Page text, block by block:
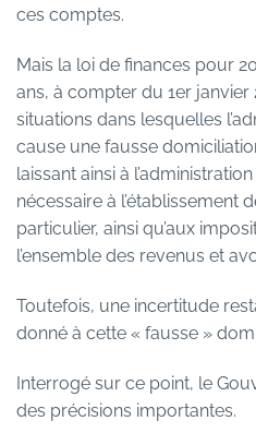
ces comptes.
Mais la loi de finances pour
ans, à compter du 1er janvier
situations dans lesquelles
cause une fausse
laissant ainsi à
nécessaire à l’établissement
particulier, ainsi qu’aux
l’ensemble des revenus et
Toutefois, une incertitude
donné à cette « fausse »
Interrogé sur ce point, le
des précisions importantes.